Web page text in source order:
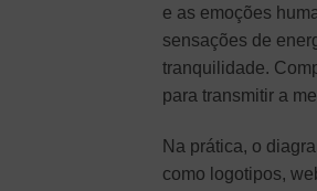
e as emoções
sensações de
tranquilidade.
para transmitir a
Na prática, o
como logotipos,